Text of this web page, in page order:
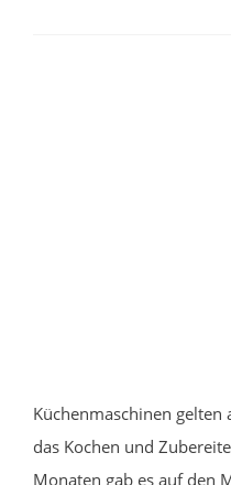
Küchenmaschinen
das Kochen und
Monaten gab es auf den